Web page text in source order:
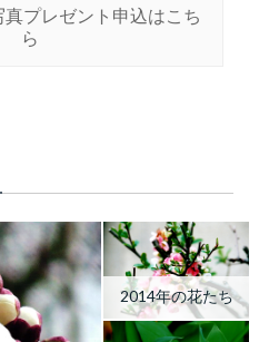
プレゼント申込はこち
ら
2014年の花たち